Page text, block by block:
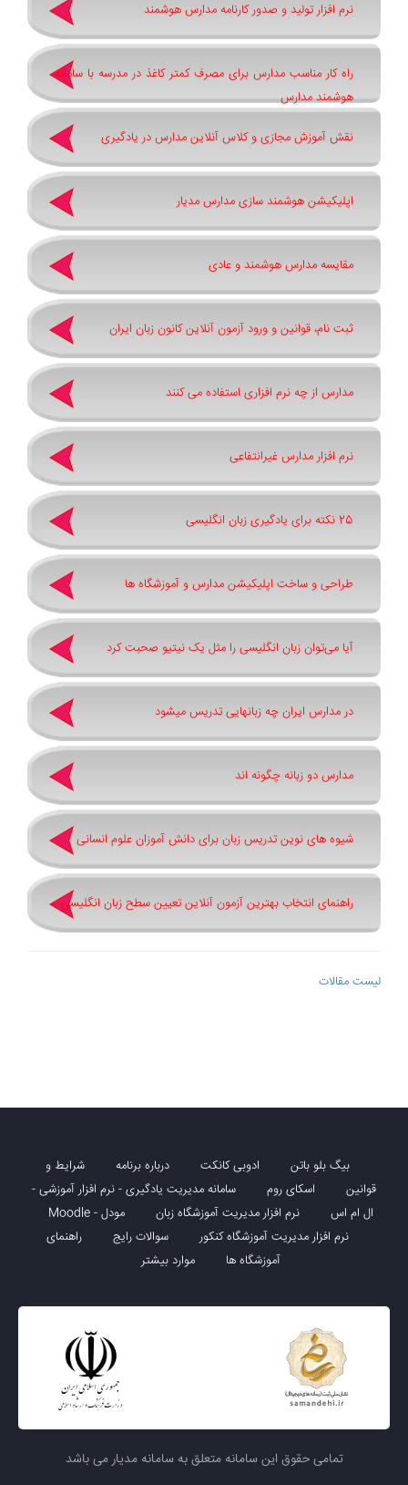
نرم افزار تولید و صدور کارنامه مدارس هوشمند
راه کار مناسب مدارس برای مصرف کمتر کاغذ در مدرسه با سامانه
هوشمند مدارس
نقش آموزش مجازی و کلاس آنلاین مدارس در یادگیری
اپلیکیشن هوشمند سازی مدارس مدیار
مقایسه مدارس هوشمند و عادی
ثبت نام، قوانین و ورود آزمون آنلاین کانون زبان ایران
مدارس از چه نرم افزاری استفاده می کنند
نرم افزار مدارس غیرانتفاعی
25 نکته برای یادگیری زبان انگلیسی
طراحی و ساخت اپلیکیشن مدارس و آموزشگاه ها
آیا می‌توان زبان انگلیسی را مثل یک نیتیو صحبت کرد
در مدارس ایران چه زبانهایی تدریس میشود
مدارس دو زبانه چگونه اند
شیوه های نوین تدریس زبان برای دانش آموزان علوم انسانی
راهنمای انتخاب بهترین آزمون آنلاین تعیین سطح زبان انگلیسی
لیست مقالات
بیگ بلو باتن ادوبی کانکت درباره برنامه
شرایط و
قوانین
اسکای روم
سامانه مدیریت یادگیری - نرم افزار آموزشی -
ال ام اس
نرم افزار مدیریت آموزشگاه زبان
مودل - Moodle
نرم افزار مدیریت آموزشگاه کنکور
سوالات رایج
راهنمای
آموزشگاه ها
موارد بیشتر
تمامی حقوق این سامانه متعلق به سامانه مدیار می باشد